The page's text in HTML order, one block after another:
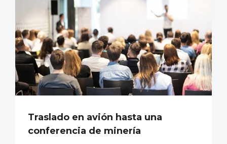
Traslado en avión hasta una
conferencia de minería